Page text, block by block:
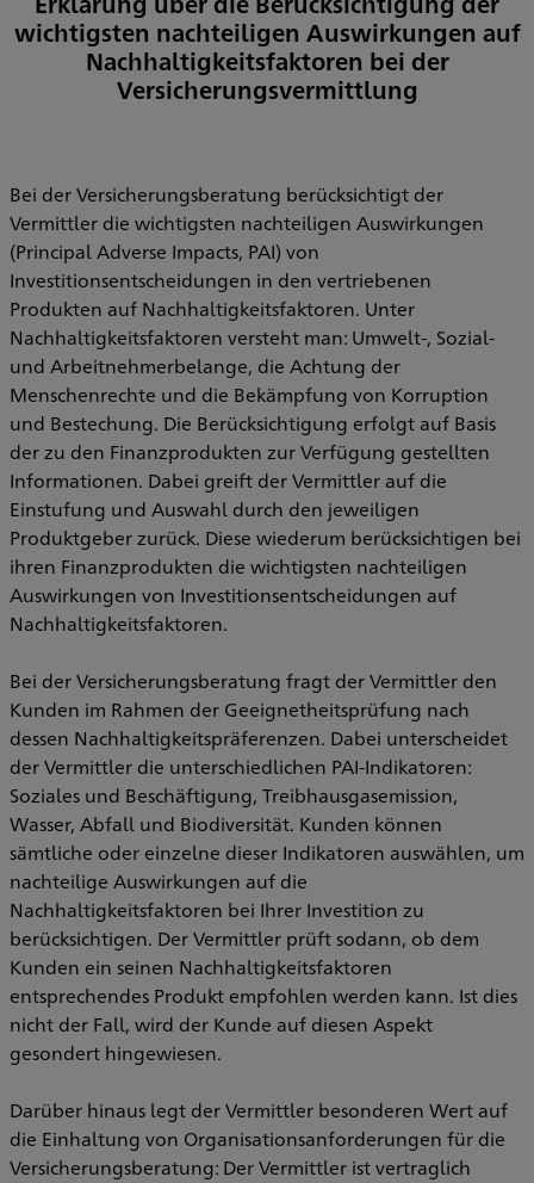
wichtigsten nachteiligen Auswirkungen auf
Nachhaltigkeitsfaktoren bei der
Versicherungsvermittlung
Bei der Versicherungsberatung berücksichtigt der
Vermittler die wichtigsten nachteiligen Auswirkungen
(Principal Adverse Impacts, PAI) von
Investitionsentscheidungen in den vertriebenen
Produkten auf Nachhaltigkeitsfaktoren. Unter
Nachhaltigkeitsfaktoren versteht man: Umwelt-, Sozial-
und Arbeitnehmerbelange, die Achtung der
Menschenrechte und die Bekämpfung von Korruption
und Bestechung. Die Berücksichtigung erfolgt auf Basis
der zu den Finanzprodukten zur Verfügung gestellten
Informationen. Dabei greift der Vermittler auf die
Einstufung und Auswahl durch den jeweiligen
Produktgeber zurück. Diese wiederum berücksichtigen bei
ihren Finanzprodukten die wichtigsten nachteiligen
Auswirkungen von Investitionsentscheidungen auf
Nachhaltigkeitsfaktoren.
Bei der Versicherungsberatung fragt der Vermittler den
Kunden im Rahmen der Geeignetheitsprüfung nach
dessen Nachhaltigkeitspräferenzen. Dabei unterscheidet
der Vermittler die unterschiedlichen PAI-Indikatoren:
Soziales und Beschäftigung, Treibhausgasemission,
Wasser, Abfall und Biodiversität. Kunden können
sämtliche oder einzelne dieser Indikatoren auswählen, um
nachteilige Auswirkungen auf die
Nachhaltigkeitsfaktoren bei Ihrer Investition zu
berücksichtigen. Der Vermittler prüft sodann, ob dem
Kunden ein seinen Nachhaltigkeitsfaktoren
entsprechendes Produkt empfohlen werden kann. Ist dies
nicht der Fall, wird der Kunde auf diesen Aspekt
gesondert hingewiesen.
Darüber hinaus legt der Vermittler besonderen Wert auf
die Einhaltung von Organisationsanforderungen für die
Versicherungsberatung: Der Vermittler ist vertraglich